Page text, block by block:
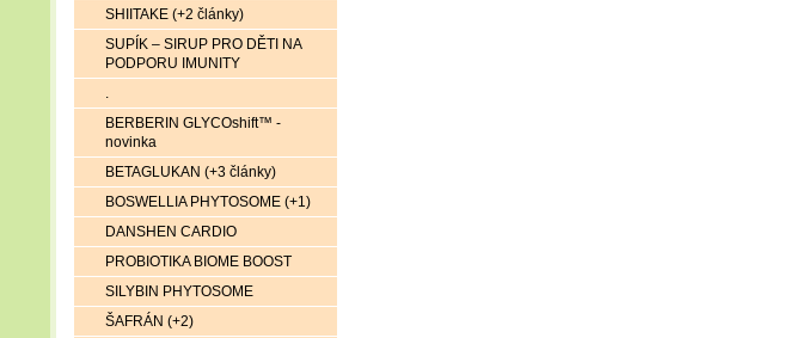
SHIITAKE (+2 články)
SUPÍK – SIRUP PRO DĚTI NA
PODPORU IMUNITY
.
BERBERIN GLYCOshift™ -
novinka
BETAGLUKAN (+3 články)
BOSWELLIA PHYTOSOME (+1)
DANSHEN CARDIO
PROBIOTIKA BIOME BOOST
SILYBIN PHYTOSOME
ŠAFRÁN (+2)